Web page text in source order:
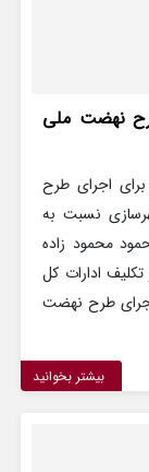
نهضت ملی
اجرای طرح
نسبت به
محمود زاده
ادارات کل
اجرای طرح نهضت
بیشتر بخوانید